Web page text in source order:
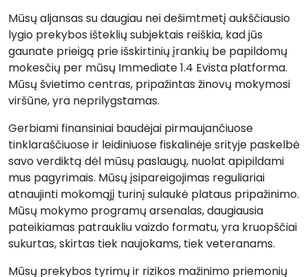
Mūsų aljansas su daugiau nei dešimtmetį aukščiausio
lygio prekybos išteklių subjektais reiškia, kad jūs
gaunate prieigą prie išskirtinių įrankių be papildomų
mokesčių per mūsų Immediate 1.4 Evistaplatforma.
Mūsų švietimo centras, pripažintas žinovų mokymosi
viršūne, yra neprilygstamas.
Gerbiami finansiniai baudėjai pirmaujančiuose
tinklaraščiuose ir leidiniuose fiskalinėje srityje paskelbė
savo verdiktą dėl mūsų paslaugų, nuolat apipildami
mus pagyrimais. Mūsų įsipareigojimas reguliariai
atnaujinti mokomąjį turinį sulaukė plataus pripažinimo.
Mūsų mokymo programų arsenalas, daugiausia
pateikiamas patraukliu vaizdo formatu, yra kruopščiai
sukurtas, skirtas tiek naujokams, tiek veteranams.
Mūsų prekybos tyrimų ir rizikos mažinimo priemonių